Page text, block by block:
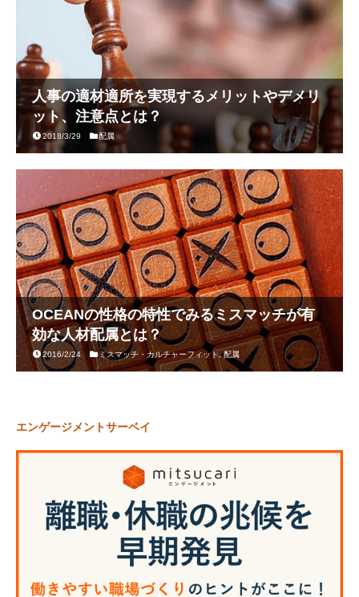
人事の適材適所を実現するメリットやデメリ
ット、注意点とは？
2018/3/29 配属
OCEANの性格の特性でみるミスマッチが有
効な人材配属とは？
2016/2/24 ミスマッチ・カルチャーフィット ,配属
エンゲージメントサーベイ